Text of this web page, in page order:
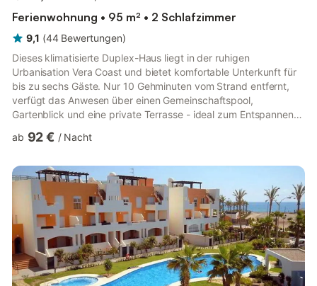
Ferienwohnung • 95 m² • 2 Schlafzimmer
9,1 (44 Bewertungen)
Dieses klimatisierte Duplex-Haus liegt in der ruhigen
Urbanisation Vera Coast und bietet komfortable Unterkunft für
bis zu sechs Gäste. Nur 10 Gehminuten vom Strand entfernt,
verfügt das Anwesen über einen Gemeinschaftspool,
Gartenblick und eine private Terrasse - ideal zum Entspannen
familienfreundliche Atmosphäre. Das Haus verfügt über zwei
mit Flachbildfernseher und eine voll ausgestattete Küche mit
Essbereich. Eine private Terrasse bietet zusätzlichen Platz zum
Entspannen. Wichtig...
ab 92 € / Nacht